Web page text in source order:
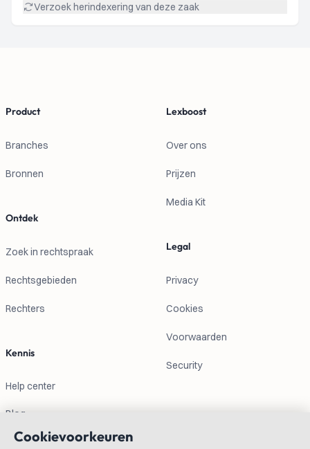
Verzoek herindexering van deze zaak
Product
Branches
Bronnen
Ontdek
Zoek in rechtspraak
Rechtsgebieden
Rechters
Kennis
Help center
Blog
Lexboost
Over ons
Prijzen
Media Kit
Legal
Privacy
Cookies
Voorwaarden
Security
Cookievoorkeuren